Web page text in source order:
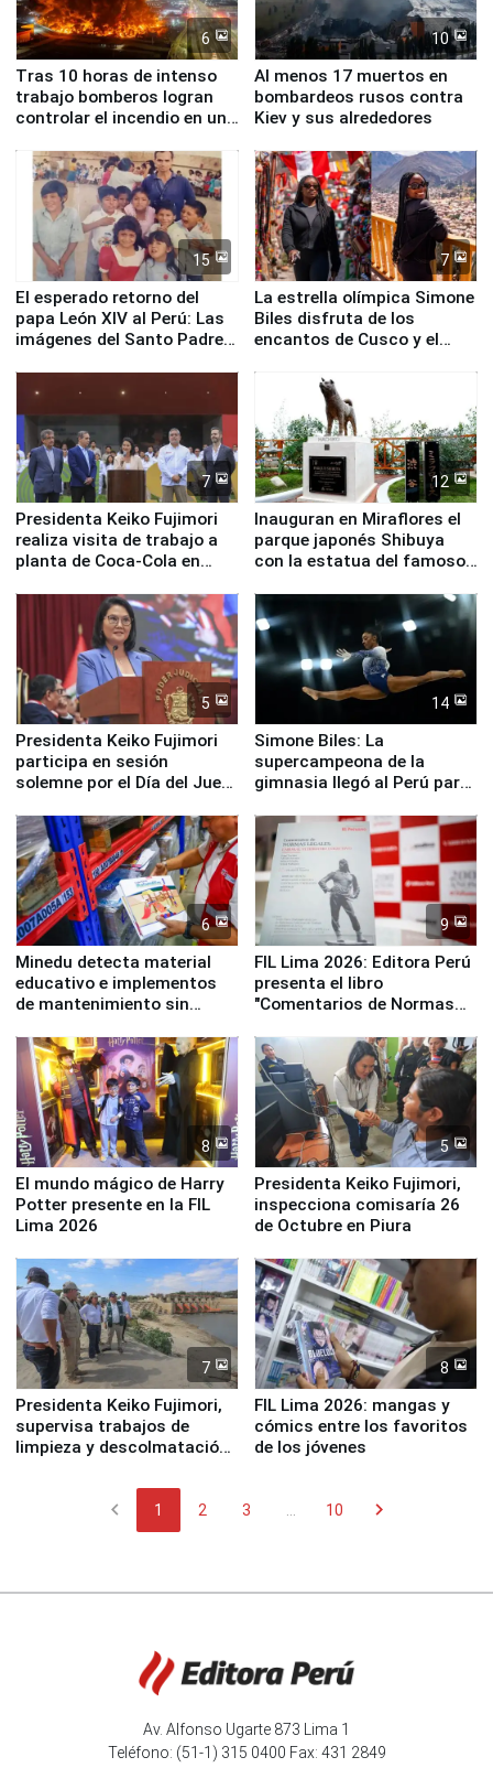
6
Tras 10 horas de intenso
trabajo bomberos logran
controlar el incendio en una
de Chile
10
Al menos 17 muertos en
bombardeos rusos contra
Kiev y sus alrededores
15
El esperado retorno del
papa León XIV al Perú: Las
imágenes del Santo Padre
7
La estrella olímpica Simone
Biles disfruta de los
encantos de Cusco y el
7
Presidenta Keiko Fujimori
realiza visita de trabajo a
planta de Coca-Cola en
12
Inauguran en Miraflores el
parque japonés Shibuya
con la estatua del famoso
5
Presidenta Keiko Fujimori
participa en sesión
solemne por el Día del Juez
14
Simone Biles: La
supercampeona de la
gimnasia llegó al Perú para
Panamericanos Lima 2027
6
Minedu detecta material
educativo e implementos
de mantenimiento sin
la UGEL 2
9
FIL Lima 2026: Editora Perú
presenta el libro
"Comentarios de Normas
Derecho Colectivo"
8
El mundo mágico de Harry
Potter presente en la FIL
Lima 2026
5
Presidenta Keiko Fujimori,
inspecciona comisaría 26
de Octubre en Piura
7
Presidenta Keiko Fujimori,
supervisa trabajos de
limpieza y descolmatación
8
FIL Lima 2026: mangas y
cómics entre los favoritos
de los jóvenes
chevron_left 1 2 3 10 chevron_right
Av. Alfonso Ugarte 873 Lima 1
Teléfono: (51-1) 315 0400 Fax: 431 2849